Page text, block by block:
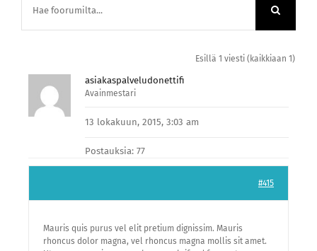
Esillä 1 viesti (kaikkiaan 1)
asiakaspalveludonettifi
Avainmestari
13 lokakuun, 2015, 3:03 am
Postauksia: 77
#415
Mauris quis purus vel elit pretium dignissim. Mauris
rhoncus dolor magna, vel rhoncus magna mollis sit amet.